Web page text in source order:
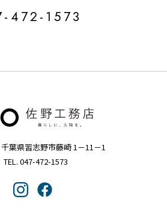
472-1573
葉県習志野市藤崎 1－11－1
TEL. 047-472-1573